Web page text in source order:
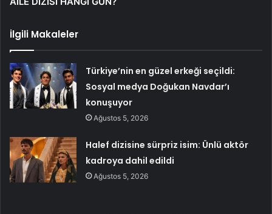
İlgili Makaleler
Türkiye’nin en güzel erkeği seçildi:
Sosyal medya Doğukan Navdar’ı
konuşuyor
Ağustos 5, 2026
Halef dizisine sürpriz isim: Ünlü aktör
kadroya dahil edildi
Ağustos 5, 2026